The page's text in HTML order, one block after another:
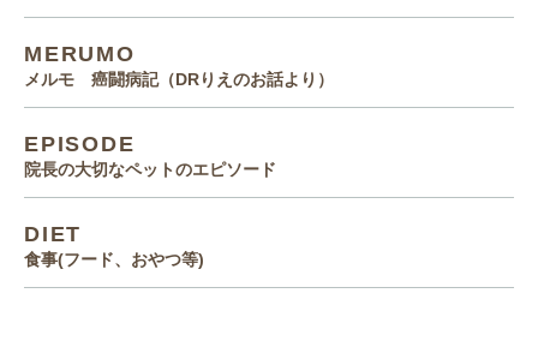
MERUMO
メルモ 癌闘病記（DRりえのお話より）
EPISODE
院長の大切なペットのエピソード
DIET
食事(フード、おやつ等)